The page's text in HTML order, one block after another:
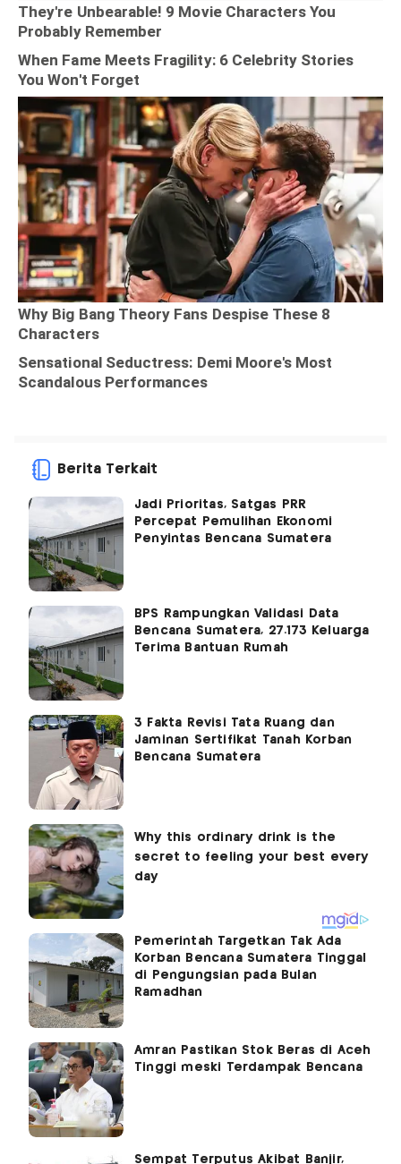
Berita Terkait
Jadi Prioritas, Satgas PRR
Percepat Pemulihan Ekonomi
Penyintas Bencana Sumatera
BPS Rampungkan Validasi Data
Bencana Sumatera, 27.173 Keluarga
Terima Bantuan Rumah
3 Fakta Revisi Tata Ruang dan
Jaminan Sertifikat Tanah Korban
Bencana Sumatera
Pemerintah Targetkan Tak Ada
Korban Bencana Sumatera Tinggal
di Pengungsian pada Bulan
Ramadhan
Amran Pastikan Stok Beras di Aceh
Tinggi meski Terdampak Bencana
Sempat Terputus Akibat Banjir,